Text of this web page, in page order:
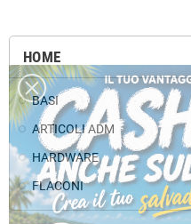
HOME
BASI
ARTICOLI ADM
HARDWARE
FLACONI